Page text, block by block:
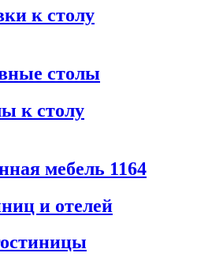
к столу
столы
к столу
мебель 1164
и отелей